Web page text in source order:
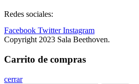
Redes sociales:
Facebook Twitter Instagram
Copyright 2023 Sala Beethoven.
Carrito de compras
cerrar